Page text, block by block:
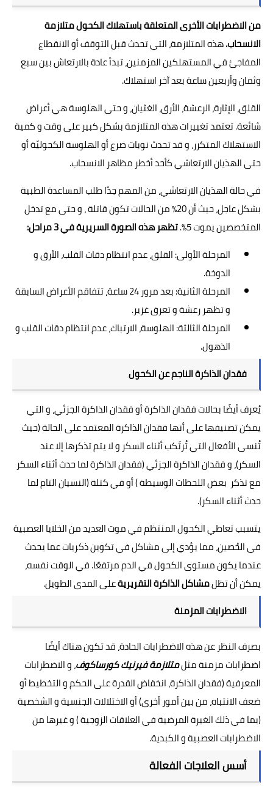
من الاضطرابات الأخرى المتعلقة باستهلاك الكحول متلازمة
الانسحاب.هذه المتلازمة، التي تحدث قبل التوقف أو الانقطاع
المفاجئ في المستهلكين المزمنين، تبدأ عادة بالارتعاش بين سبع
وثمان وأربعين ساعة بعد آخر استهلاك.
القلق، الإثارة، الرعشة، الأرق، الغثيان، و حتى الهلوسة هي أعراض
شائعة. تعتمد تغييرات هذه المتلازمة بشكل كبير على وقت و كمية
الاستهلاك المتكرر، و قد تحدث نوبات صرع أو الهلوسة الكحوليّة أو
حتى الهذيان الارتعاشي كأحد أخطر مظاهر الانسحاب.
في حالة الهذيان الارتعاشي، من المهم جدًا طلب المساعدة الطبية
بشكل عاجل، حيث أن 20٪ من الحالات تكون قاتلة ، و حتى مع تدخل
المتخصصين يموت 5٪.
تظهر هذه الصورة السريرية في 3 مراحل:
المرحلة الأولى: القلق، عدم انتظام دقات القلب، الأرق و
الدوخة.
المرحلة الثانية: بعد مرور 24 ساعة، تتفاقم الأعراض السابقة
و تظهر رعشة و تعرق غزير.
المرحلة الثالثة: الهلوسة، الارتباك، عدم انتظام دقات القلب و
الذهول.
فقدان الذاكرة الناجم عن الكحول
يُعرف أيضًا بحالات فقدان الذاكرة أو فقدان الذاكرة الجزئي، و التي
يمكن تصنيفها على أنها فقدان الذاكرة المعتمد على الحالة (حيث
تُنسى الأفعال التي تُرتَكب أثناء السكر و لا يتم تذكرها إلا عند
السكر)، و فقدان الذاكرة الجزئي (فقدان الذاكرة لما حدث أثناء السكر
مع تذكر بعض اللحظات الوسيطة ) أو في كتلة (النسيان التام لما
حدث أثناء السكر).
يتسبب تعاطي الكحول المنتظم في موت العديد من الخلايا العصبية
في الحُصين، مما يؤدي إلى مشاكل في تكوين ذكريات عما يحدث
عندما يكون مستوى الكحول في الدم مرتفعًا. في الوقت نفسه،
يمكن أن تظلمشاكل الذاكرة التقريريةعلى المدى الطويل.
الاضطرابات المزمنة
بصرف النظر عن هذه الاضطرابات الحادة، قد تكون هناك أيضًا
اضطرابات مزمنة مثلمتلازمة فيرنيك كورساكوف، و الاضطرابات
المعرفية (فقدان الذاكرة، انخفاض القدرة على الحكم و التخطيط أو
ضعف الانتباه، من بين أمور أخرى) أو الاختلالات الجنسية و الشخصية
(بما في ذلك الغيرة المرضية في العلاقات الزوجية ) و غيرها من
الاضطرابات العصبية و الكبدية.
أسس العلاجات الفعالة